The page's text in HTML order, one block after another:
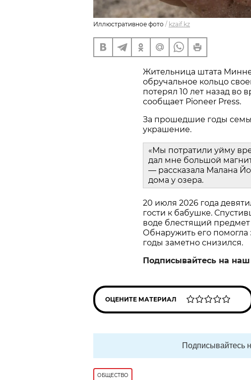
Иллюстративное фото / kzaif.kz
Жительница штата
обручальное кольцо
потерял 10 лет назад во
сообщает Pioneer Press.
За прошедшие годы
украшение.
«Мы потратили уйму
дал мне большой
— рассказала Малана
дома у озера.
20 июля 2026 года
гости к бабушке.
воде блестящий
Обнаружить его помогла
годы заметно снизился.
Подписывайтесь на наш
ОЦЕНИТЕ МАТЕРИАЛ
Подписывайтесь
ОБЩЕСТВО